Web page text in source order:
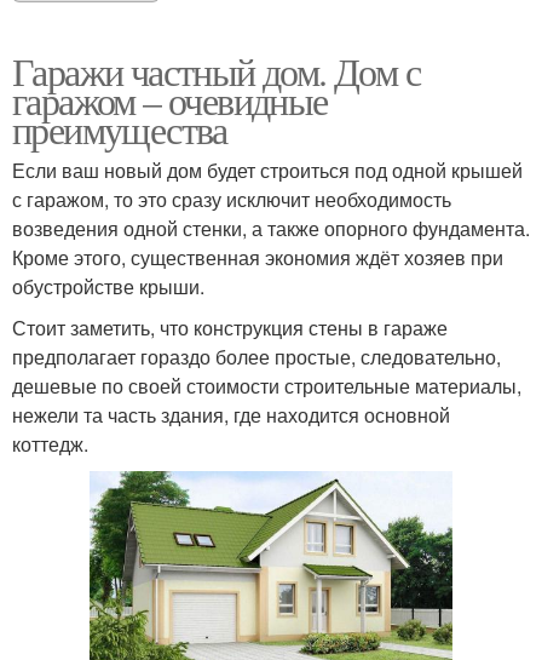
Гаражи частный дом. Дом с
гаражом – очевидные
преимущества
Если ваш новый дом будет строиться под одной крышей
с гаражом, то это сразу исключит необходимость
возведения одной стенки, а также опорного фундамента.
Кроме этого, существенная экономия ждёт хозяев при
обустройстве крыши.
Стоит заметить, что конструкция стены в гараже
предполагает гораздо более простые, следовательно,
дешевые по своей стоимости строительные материалы,
нежели та часть здания, где находится основной
коттедж.